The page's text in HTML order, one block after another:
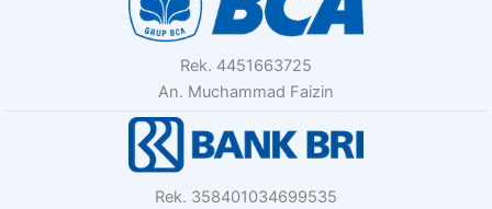
Rek. 4451663725
An. Muchammad Faizin
Rek. 358401034699535